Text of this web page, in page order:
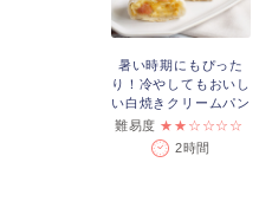
暑い時期にもぴった
り！冷やしてもおいし
い白焼きクリームパン
難易度 ★★☆☆☆☆
2時間